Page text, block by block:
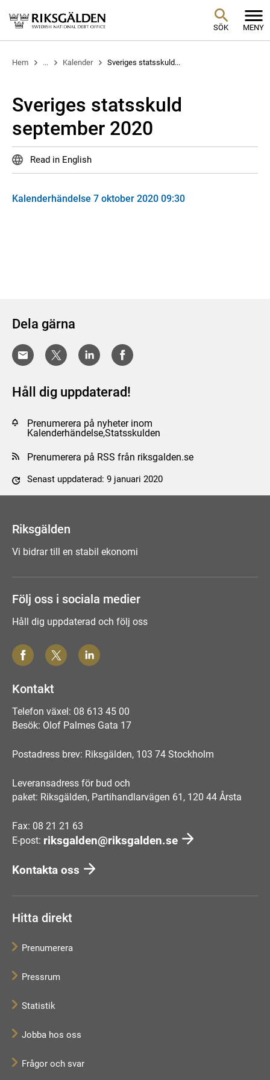
SÖK MENY
Hem ... Kalender Sveriges statsskuld...
Sveriges statsskuld
september 2020
Read in English
Kalenderhändelse 7 oktober 2020 09:30
Dela gärna
Håll dig uppdaterad!
Prenumerera på nyheter inom
Kalenderhändelse,Statsskulden
Prenumerera på RSS från riksgalden.se
Senast uppdaterad: 9 januari 2020
Riksgälden
Vi bidrar till en stabil ekonomi
Följ oss i sociala medier
Håll dig uppdaterad och följ oss
Kontakt
Telefon växel: 08 613 45 00
Besök: Olof Palmes Gata 17
Postadress brev: Riksgälden, 103 74 Stockholm
Leveransadress för bud och
paket: Riksgälden, Partihandlarvägen 61, 120 44 Årsta
Fax: 08 21 21 63
E-post: riksgalden@riksgalden.se
Kontakta oss
Hitta direkt
Prenumerera
Pressrum
Statistik
Jobba hos oss
Frågor och svar